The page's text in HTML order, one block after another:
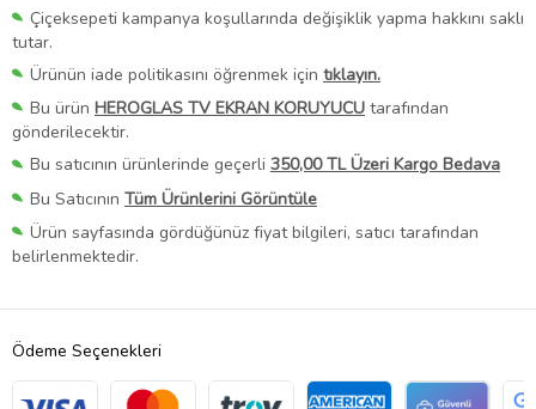
Çiçeksepeti kampanya koşullarında değişiklik yapma hakkını saklı
tutar.
Ürünün iade politikasını öğrenmek için tıklayın.
Bu ürün HEROGLAS TV EKRAN KORUYUCU tarafından
gönderilecektir.
Bu satıcının ürünlerinde geçerli 350,00 TL Üzeri Kargo Bedava
Bu Satıcının Tüm Ürünlerini Görüntüle
Ürün sayfasında gördüğünüz fiyat bilgileri, satıcı tarafından
belirlenmektedir.
Ödeme Seçenekleri